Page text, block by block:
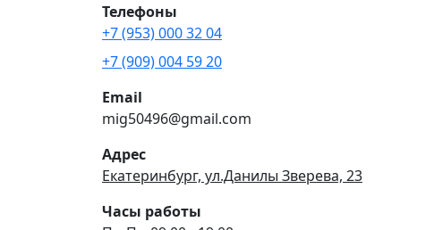
Телефоны
+7 (953) 000 32 04
+7 (909) 004 59 20
Email
mig50496@gmail.com
Адрес
Екатеринбург, ул.Данилы Зверева, 23
Часы работы